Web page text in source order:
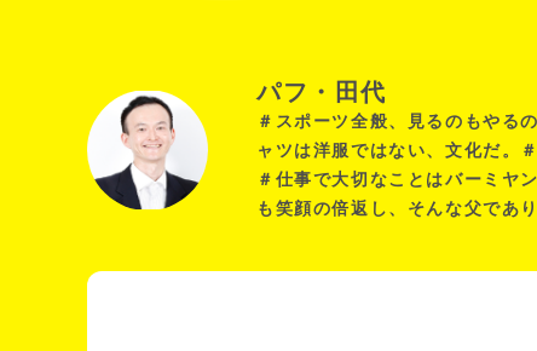
パフ・田代
＃スポーツ全般、見るのもやる
ャツは洋服ではない、文化だ。
＃仕事で大切なことはバーミヤ
も笑顔の倍返し、そんな父であり